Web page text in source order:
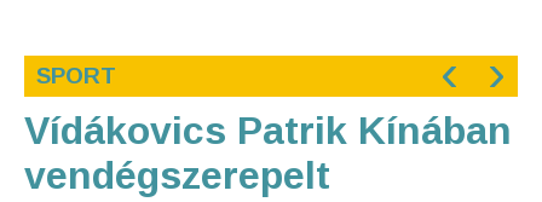
SPORT ‹ ›
Vídákovics Patrik Kínában
vendégszerepelt